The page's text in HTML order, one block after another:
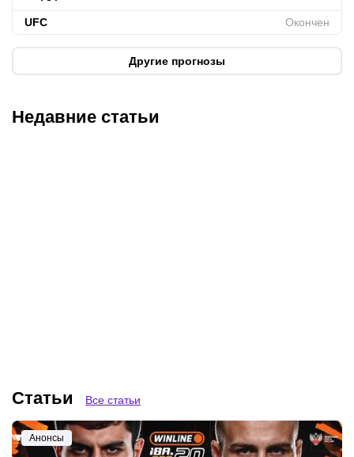
UFC Окончен
Другие прогнозы
Недавние статьи
Статьи Все статьи
Анонсы